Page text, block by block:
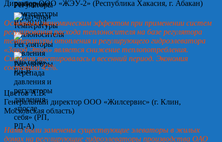
Директор ООО «ЖЭУ-2» (Республика Хакасия, г. Абакан)
Основным экономическим эффектом при применении систем
регулирования расхода теплоносителя на базе регулятора
температуры отопления и регулирующего гидроэлеватора
«Завод Этон» является снижение теплопотребления.
Система тестировалась в весенний период. Экономия
составила 42%.
Цветов А.В.
Генеральный директор ООО «Жилсервис» (г. Клин,
Московская область)
Нами были заменены существующие элеваторы в жилых
домах на регулирующие гидроэлеваторы производства ОАО